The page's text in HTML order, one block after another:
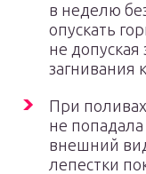
в неделю
опускать
не допуская
загнивания
При
не
внешний
лепестки